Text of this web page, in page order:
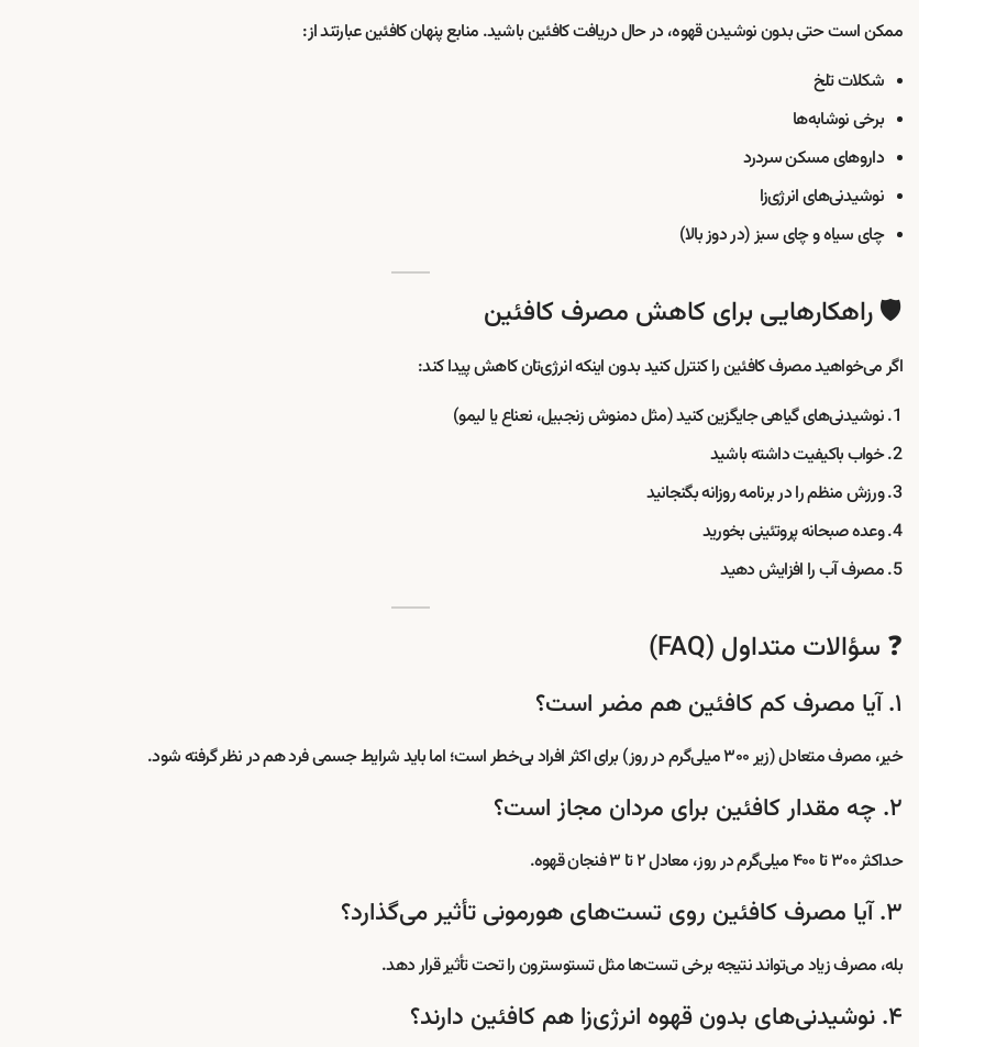
ممکن است حتی بدون نوشیدن قهوه، در حال دریافت کافئین باشید. منابع پنهان کافئین عبارتند از:
شکلات تلخ
برخی نوشابه‌ها
داروهای مسکن سردرد
نوشیدنی‌های انرژی‌زا
چای سیاه و چای سبز (در دوز بالا)
🛡️ راهکارهایی برای کاهش مصرف کافئین
اگر می‌خواهید مصرف کافئین را کنترل کنید بدون اینکه انرژی‌تان کاهش پیدا کند:
نوشیدنی‌های گیاهی جایگزین کنید (مثل دمنوش زنجبیل، نعناع یا لیمو)
خواب باکیفیت داشته باشید
ورزش منظم را در برنامه روزانه بگنجانید
وعده صبحانه پروتئینی بخورید
مصرف آب را افزایش دهید
❓ سؤالات متداول (FAQ)
۱. آیا مصرف کم کافئین هم مضر است؟
خیر، مصرف متعادل (زیر ۳۰۰ میلی‌گرم در روز) برای اکثر افراد بی‌خطر است؛ اما باید شرایط جسمی فرد هم در نظر گرفته شود.
۲. چه مقدار کافئین برای مردان مجاز است؟
حداکثر ۳۰۰ تا ۴۰۰ میلی‌گرم در روز، معادل ۲ تا ۳ فنجان قهوه.
۳. آیا مصرف کافئین روی تست‌های هورمونی تأثیر می‌گذارد؟
بله، مصرف زیاد می‌تواند نتیجه برخی تست‌ها مثل تستوسترون را تحت تأثیر قرار دهد.
۴. نوشیدنی‌های بدون قهوه انرژی‌زا هم کافئین دارند؟